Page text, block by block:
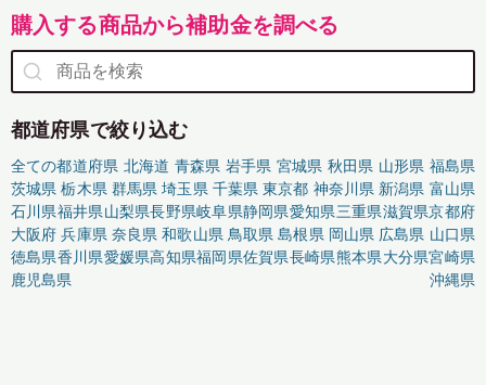
購入する商品から補助金を調べる
都道府県で絞り込む
全ての都道府県 北海道 青森県 岩手県 宮城県 秋田県 山形県 福島県
茨城県 栃木県 群馬県 埼玉県 千葉県 東京都 神奈川県 新潟県 富山県
石川県福井県山梨県長野県岐阜県静岡県愛知県三重県滋賀県京都府
大阪府 兵庫県 奈良県 和歌山県 鳥取県 島根県 岡山県 広島県 山口県
徳島県香川県愛媛県高知県福岡県佐賀県長崎県熊本県大分県宮崎県
鹿児島県
沖縄県